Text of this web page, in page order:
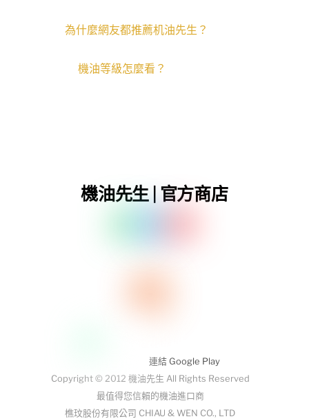
為什麼網友都推薦机油先生？
機油等級怎麼看？
機油先生 | 官方商店
連結 Google Play
Copyright © 2012 機油先生 All Rights Reserved
最值得您信賴的機油進口商
樵玟股份有限公司 CHIAU & WEN CO., LTD